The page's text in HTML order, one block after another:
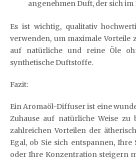
angenehmen Duft, der sich im
Es ist wichtig, qualitativ
verwenden, um maximale Vorteile
auf natürliche und reine Öle
synthetische Duftstoffe.
Fazit:
Ein Aromaöl-Diffuser ist eine
Zuhause auf natürliche Weise
zahlreichen Vorteilen der
Egal, ob Sie sich entspannen,
oder Ihre Konzentration steigern